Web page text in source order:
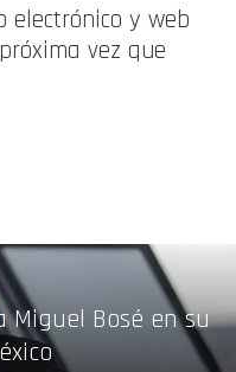
electrónico y web
vez que
Bosé en su